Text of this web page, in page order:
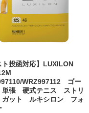
ト投函対応】LUXILON
WRZ997112 ゴー
張 硬式テニス ストリ
ット ルキシロン フォ